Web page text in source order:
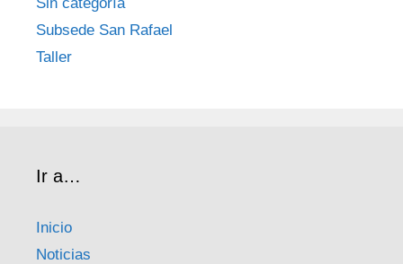
Subsede San Rafael
Taller
Ir a…
Inicio
Noticias